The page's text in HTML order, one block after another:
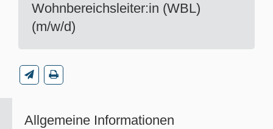
Wohnbereichsleiter:in (WBL)
(m/w/d)
Allgemeine Informationen